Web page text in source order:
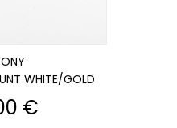
WHITE/GOLD
€